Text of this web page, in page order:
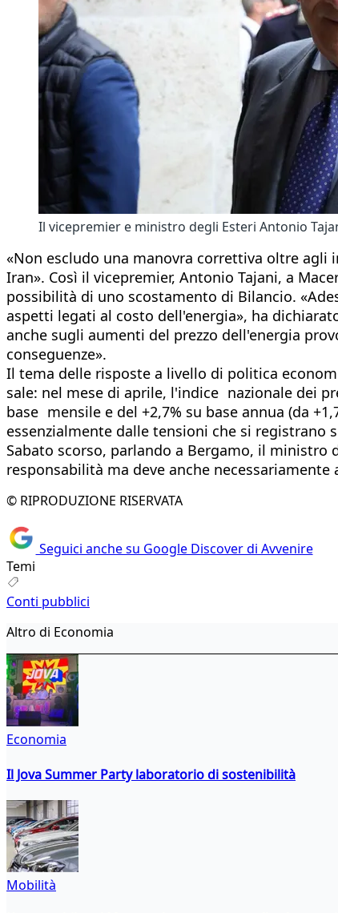
Il vicepremier e ministro degli Esteri Antonio
«Non escludo una manovra correttiva oltre agli
Iran». Così il vicepremier, Antonio Tajani, a
possibilità di uno scostamento di Bilancio.
aspetti legati al costo dell'energia», ha
anche sugli aumenti del prezzo dell'energia
conseguenze».
Il tema delle risposte a livello di politica
sale: nel mese di aprile, l'indice nazionale dei
base mensile e del +2,7% su base annua (da
essenzialmente dalle tensioni che si registrano
Sabato scorso, parlando a Bergamo, il ministro
responsabilità ma deve anche
© RIPRODUZIONE RISERVATA
Seguici anche su Google Discover di Avvenire
Temi
Conti pubblici
Altro di Economia
Economia
Il Jova Summer Party laboratorio di sostenibilità
Mobilità